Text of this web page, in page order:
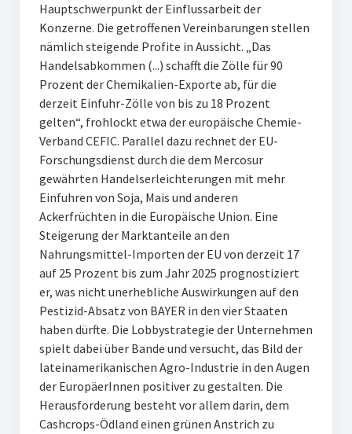
Hauptschwerpunkt der Einflussarbeit der
Konzerne. Die getroffenen Vereinbarungen stellen
nämlich steigende Profite in Aussicht. „Das
Handelsabkommen (...) schafft die Zölle für 90
Prozent der Chemikalien-Exporte ab, für die
derzeit Einfuhr-Zölle von bis zu 18 Prozent
gelten“, frohlockt etwa der europäische Chemie-
Verband CEFIC. Parallel dazu rechnet der EU-
Forschungsdienst durch die dem Mercosur
gewährten Handelserleichterungen mit mehr
Einfuhren von Soja, Mais und anderen
Ackerfrüchten in die Europäische Union. Eine
Steigerung der Marktanteile an den
Nahrungsmittel-Importen der EU von derzeit 17
auf 25 Prozent bis zum Jahr 2025 prognostiziert
er, was nicht unerhebliche Auswirkungen auf den
Pestizid-Absatz von BAYER in den vier Staaten
haben dürfte. Die Lobbystrategie der Unternehmen
spielt dabei über Bande und versucht, das Bild der
lateinamerikanischen Agro-Industrie in den Augen
der EuropäerInnen positiver zu gestalten. Die
Herausforderung besteht vor allem darin, dem
Cashcrops-Ödland einen grünen Anstrich zu